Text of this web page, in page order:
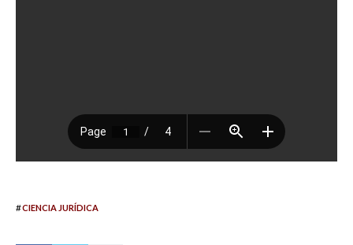
#CIENCIA JURÍDICA